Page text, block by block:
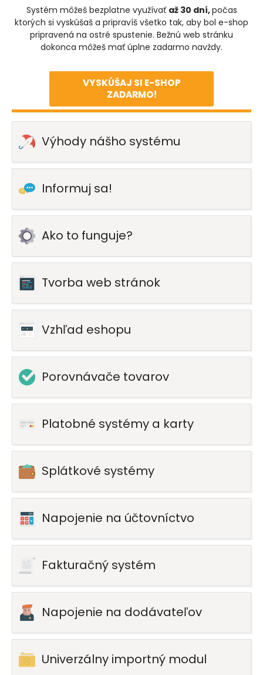
Systém môžeš bezplatne využívať až 30 dní,počas
ktorých si vyskúšaš a pripravíš všetko tak, aby bol e-shop
pripravená na ostré spustenie. Bežnú web stránku
dokonca môžeš mať úplne zadarmo navždy.
VYSKÚŠAJ SI E-SHOP
ZADARMO!
Výhody nášho systému
Informuj sa!
Ako to funguje?
Tvorba web stránok
Vzhľad eshopu
Porovnávače tovarov
Platobné systémy a karty
Splátkové systémy
Napojenie na účtovníctvo
Fakturačný systém
Napojenie na dodávateľov
Univerzálny importný modul